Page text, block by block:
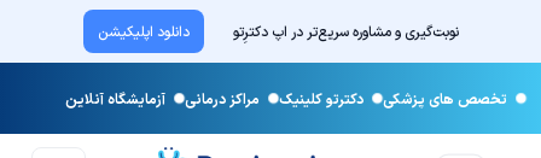
نوبت‌گیری و مشاوره سریع‌تر در اپ دکترِتو دانلود اپلیکیشن
تخصص های پزشکی دکترتو کلینیک مراکز درمانی آزمایشگاه آنلاین